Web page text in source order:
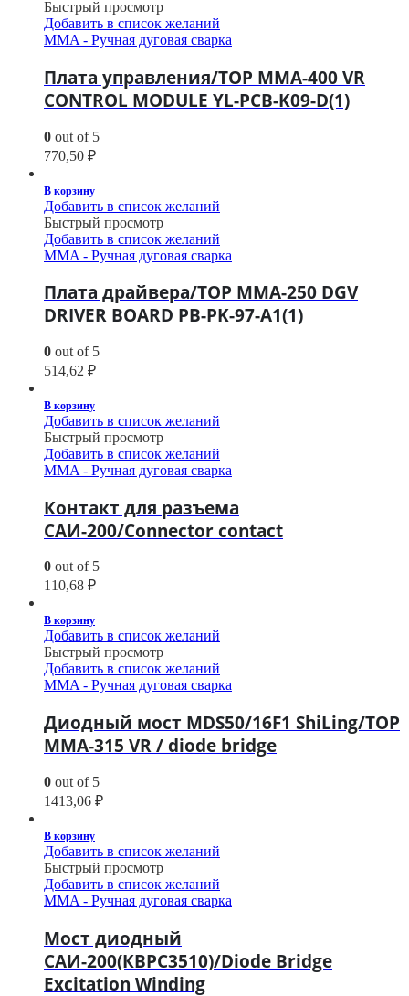
Быстрый просмотр
Добавить в список желаний
MMA - Ручная дуговая сварка
Плата управления/TOP MMA-400 VR
CONTROL MODULE YL-PCB-K09-D(1)
0 out of 5
770,50 ₽
В корзину
Добавить в список желаний
Быстрый просмотр
Добавить в список желаний
MMA - Ручная дуговая сварка
Плата драйвера/TOP MMA-250 DGV
DRIVER BOARD PB-PK-97-A1(1)
0 out of 5
514,62 ₽
В корзину
Добавить в список желаний
Быстрый просмотр
Добавить в список желаний
MMA - Ручная дуговая сварка
Контакт для разъема
САИ-200/Connector contact
0 out of 5
110,68 ₽
В корзину
Добавить в список желаний
Быстрый просмотр
Добавить в список желаний
MMA - Ручная дуговая сварка
Диодный мост MDS50/16F1 ShiLing/TOP
MMA-315 VR / diode bridge
0 out of 5
1413,06 ₽
В корзину
Добавить в список желаний
Быстрый просмотр
Добавить в список желаний
MMA - Ручная дуговая сварка
Мост диодный
САИ-200(КВРС3510)/Diode Bridge
Excitation Winding